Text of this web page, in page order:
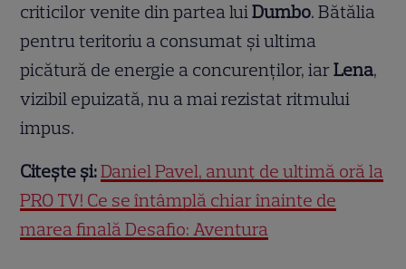
criticilor venite din partea luiDumbo. Bătălia
pentru teritoriu a consumat și ultima
picătură de energie a concurenților, iarLena,
vizibil epuizată, nu a mai rezistat ritmului
impus.
Citește și:Daniel Pavel, anunț de ultimă oră la
PRO TV! Ce se întâmplă chiar înainte de
marea finală Desafio: Aventura